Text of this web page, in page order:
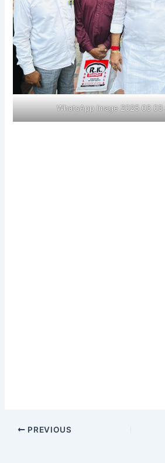
WhatsApp Image 2025 03 03
PREVIOUS